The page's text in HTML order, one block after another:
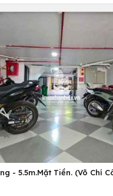
- 5.5m.Mặt Tiền. (Võ Chí